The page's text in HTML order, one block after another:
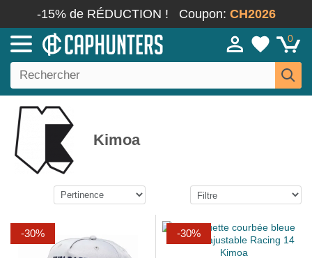
-15% de RÉDUCTION ! Coupon: CH2026
0
Kimoa
-30% -30%